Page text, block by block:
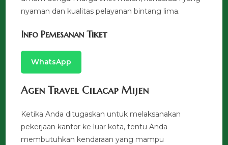
nyaman dan kualitas pelayanan bintang lima.
Info Pemesanan Tiket
WhatsApp
Agen Travel Cilacap Mijen
Ketika Anda ditugaskan untuk melaksanakan
pekerjaan kantor ke luar kota, tentu Anda
membutuhkan kendaraan yang mampu